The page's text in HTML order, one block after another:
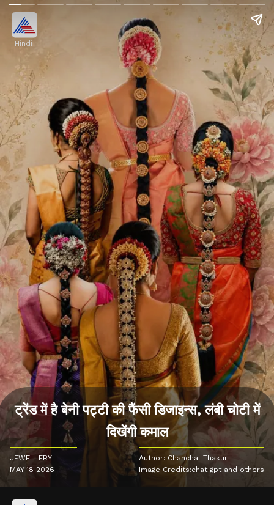
Hindi
ट्रेंड में है बेनी पट्टी की फैंसी डिजाइन्स, लंबी चोटी में
दिखेंगी कमाल
JEWELLERY
MAY 18 2026
Author: Chanchal Thakur
Image Credits:chat gpt and others